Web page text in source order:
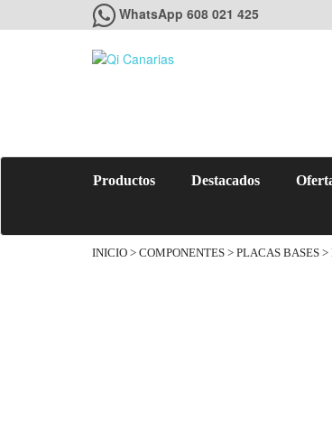
WhatsApp 608 021 425
Productos Destacados
INICIO > COMPONENTES > PLACAS BASES >